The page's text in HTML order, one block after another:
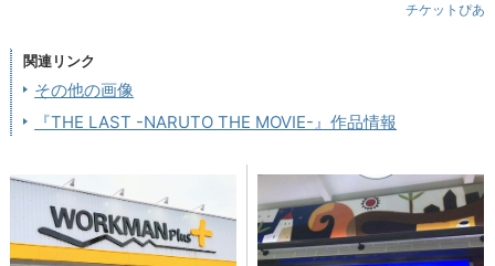
チケットぴあ
関連リンク
その他の画像
『THE LAST -NARUTO THE MOVIE-』作品情報